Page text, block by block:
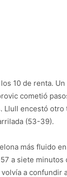
10 de renta.
cometió
encestó otro
(53-39).
más fluido
a siete minutos
a confundir